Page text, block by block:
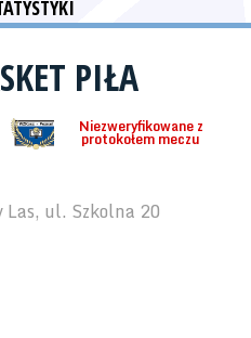
PIŁA
Niezweryfikowane z
protokołem meczu
ul. Szkolna 20